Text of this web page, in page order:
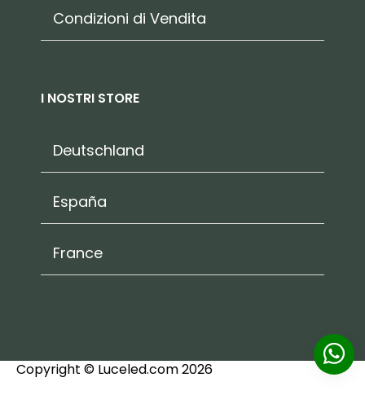
Condizioni di Vendita
I NOSTRI STORE
Deutschland
España
France
Copyright © Luceled.com 2026